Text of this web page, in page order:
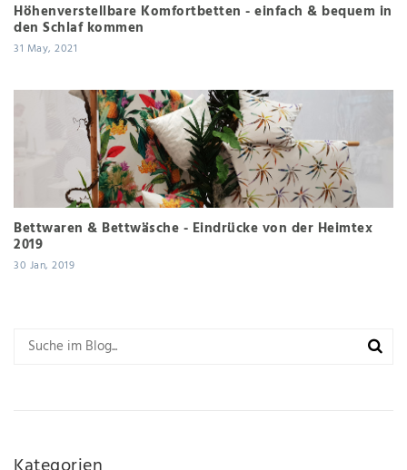
Höhenverstellbare Komfortbetten - einfach & bequem in
den Schlaf kommen
31 May, 2021
Bettwaren & Bettwäsche - Eindrücke von der Heimtex
2019
30 Jan, 2019